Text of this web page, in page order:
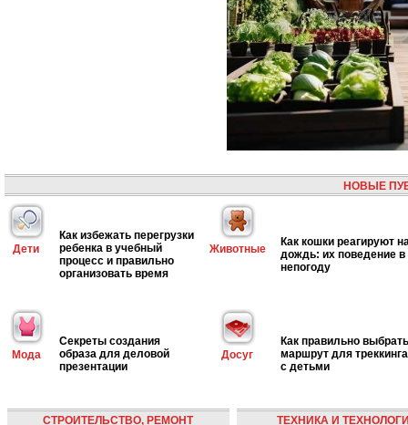
НОВЫЕ
Дети
Как избежать перегрузки
ребенка в учебный
процесс и правильно
организовать время
Животные
Как кошки реагируют
дождь: их поведение в
непогоду
Мода
Секреты создания
образа для деловой
презентации
Досуг
Как правильно выбрать
маршрут для треккинга
с детьми
СТРОИТЕЛЬСТВО, РЕМОНТ ТЕХНИКА И